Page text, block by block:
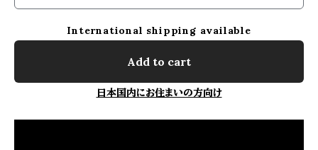
International shipping available
Add to cart
日本国内にお住まいの方向け